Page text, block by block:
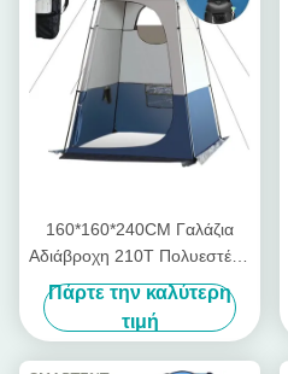
160*160*240CM Γαλάζια
Αδιάβροχη 210T Πολυεστέρα
Pop Up σκηνές ιδιωτικής
ζωής με υπεριώδη
προστασία για κάμπινγκ και
εξωτερικές εκδηλώσεις
Πάρτε την καλύτερη
τιμή